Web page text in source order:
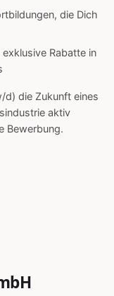
die Dich
Rabatte in
d) die Zukunft eines
aktiv
Bewerbung.